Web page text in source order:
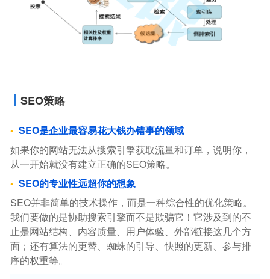
SEO策略
SEO是企业最容易花大钱办错事的领域
如果你的网站无法从搜索引擎获取流量和订单，说明你，
从一开始就没有建立正确的SEO策略。
SEO的专业性远超你的想象
SEO并非简单的技术操作，而是一种综合性的优化策略。
我们要做的是协助搜索引擎而不是欺骗它！它涉及到的不
止是网站结构、内容质量、用户体验、外部链接这几个方
面；还有算法的更替、蜘蛛的引导、快照的更新、参与排
序的权重等。